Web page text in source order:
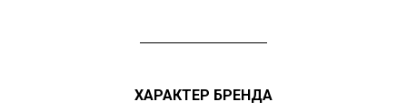
ХАРАКТЕР БРЕНДА